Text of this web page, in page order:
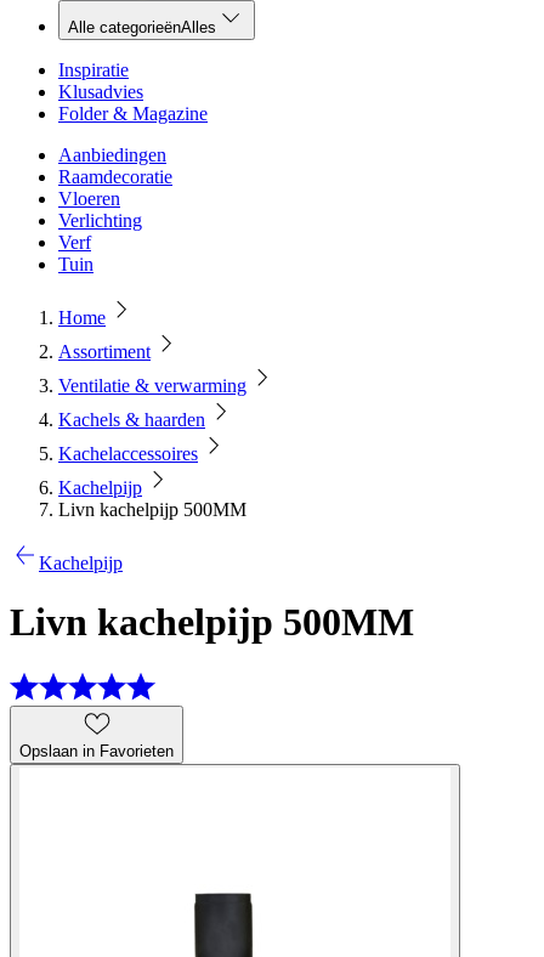
Alle categorieënAlles
Inspiratie
Klusadvies
Folder & Magazine
Aanbiedingen
Raamdecoratie
Vloeren
Verlichting
Verf
Tuin
Home
Assortiment
Ventilatie & verwarming
Kachels & haarden
Kachelaccessoires
Kachelpijp
Livn kachelpijp 500MM
Kachelpijp
Livn kachelpijp 500MM
Opslaan in Favorieten